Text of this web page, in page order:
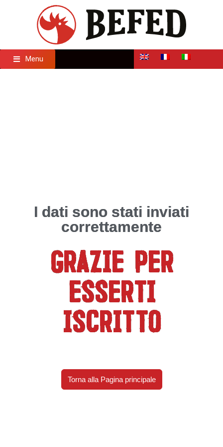
Menu
I dati sono stati inviati
correttamente
Grazie per
esserti
iscritto
Torna alla Pagina principale